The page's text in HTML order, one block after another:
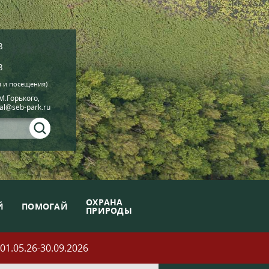
и посещения)
park.ru
ПОМОГАЙ ОХРАНА
ПРИРОДЫ
30.09.2026